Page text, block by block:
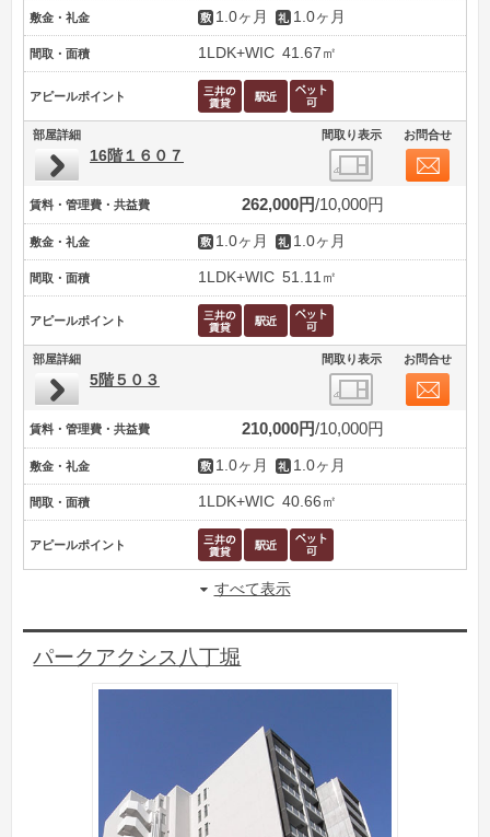
敷金・礼金 1.0ヶ月 1.0ヶ月
間取・面積 1LDK+WIC 41.67㎡
アピールポイント
部屋詳細 間取り表示 お問合せ
16階１６０７
賃料・管理費・共益費 262,000円 10,000円
敷金・礼金 1.0ヶ月 1.0ヶ月
間取・面積 1LDK+WIC 51.11㎡
アピールポイント
部屋詳細 間取り表示 お問合せ
5階５０３
賃料・管理費・共益費 210,000円 10,000円
敷金・礼金 1.0ヶ月 1.0ヶ月
間取・面積 1LDK+WIC 40.66㎡
アピールポイント
すべて表示
パークアクシス八丁堀